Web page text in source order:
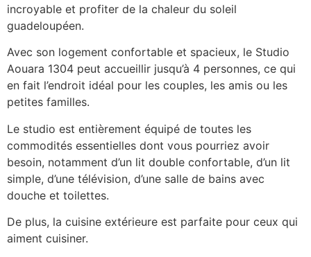
incroyable et profiter de la chaleur du soleil
guadeloupéen.
Avec son logement confortable et spacieux, le Studio
Aouara 1304 peut accueillir jusqu’à 4 personnes, ce qui
en fait l’endroit idéal pour les couples, les amis ou les
petites familles.
Le studio est entièrement équipé de toutes les
commodités essentielles dont vous pourriez avoir
besoin, notamment d’un lit double confortable, d’un lit
simple, d’une télévision, d’une salle de bains avec
douche et toilettes.
De plus, la cuisine extérieure est parfaite pour ceux qui
aiment cuisiner.